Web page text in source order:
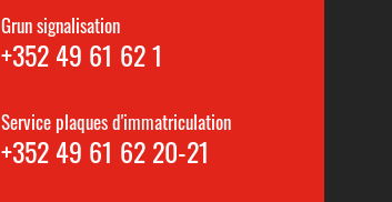
Grun signalisation
+352 49 61 62 1
Service plaques d'immatriculation
+352 49 61 62 20-21